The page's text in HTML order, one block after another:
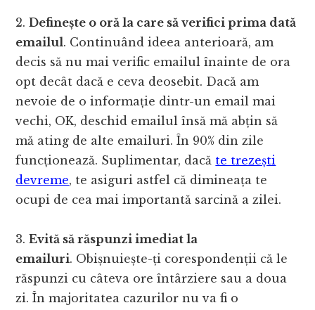
2.Definește o oră la care să verifici prima dată
emailul. Continuând ideea anterioară, am
decis să nu mai verific emailul înainte de ora
opt decât dacă e ceva deosebit. Dacă am
nevoie de o informație dintr-un email mai
vechi, OK, deschid emailul însă mă abțin să
mă ating de alte emailuri. În 90% din zile
funcționează. Suplimentar, dacă te trezești
devreme, te asiguri astfel că dimineața te
ocupi de cea mai importantă sarcină a zilei.
3.Evită să răspunzi imediat la
emailuri. Obișnuiește-ți corespondenții că le
răspunzi cu câteva ore întârziere sau a doua
zi. În majoritatea cazurilor nu va fi o